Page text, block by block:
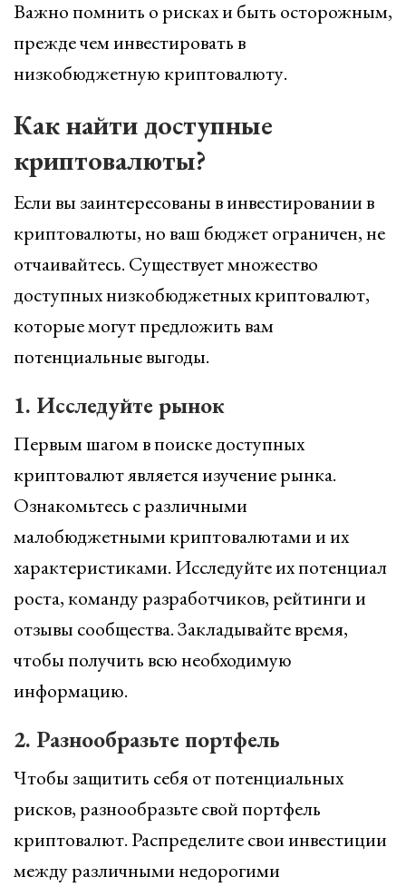
Важно помнить о рисках и быть осторожным,
прежде чем инвестировать в
низкобюджетную криптовалюту.
Как найти доступные
криптовалюты?
Если вы заинтересованы в инвестировании в
криптовалюты, но ваш бюджет ограничен, не
отчаивайтесь. Существует множество
доступных низкобюджетных криптовалют,
которые могут предложить вам
потенциальные выгоды.
1. Исследуйте рынок
Первым шагом в поиске доступных
криптовалют является изучение рынка.
Ознакомьтесь с различными
малобюджетными криптовалютами и их
характеристиками. Исследуйте их потенциал
роста, команду разработчиков, рейтинги и
отзывы сообщества. Закладывайте время,
чтобы получить всю необходимую
информацию.
2. Разнообразьте портфель
Чтобы защитить себя от потенциальных
рисков, разнообразьте свой портфель
криптовалют. Распределите свои инвестиции
между различными недорогими